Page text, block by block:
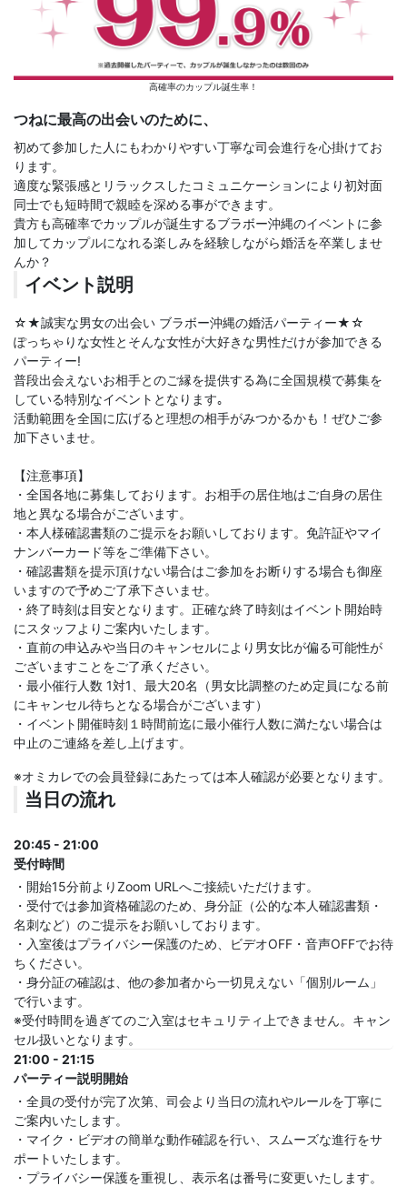
高確率のカップル誕生率！
つねに最高の出会いのために、
初めて参加した人にもわかりやすい丁寧な司会進行を心掛けてお
ります。
適度な緊張感とリラックスしたコミュニケーションにより初対面
同士でも短時間で親睦を深める事ができます。
貴方も高確率でカップルが誕生するブラボー沖縄のイベントに参
加してカップルになれる楽しみを経験しながら婚活を卒業しませ
んか？
イベント説明
☆★誠実な男女の出会い ブラボー沖縄の婚活パーティー★☆
ぽっちゃりな女性とそんな女性が大好きな男性だけが参加できる
パーティー!
普段出会えないお相手とのご縁を提供する為に全国規模で募集を
している特別なイベントとなります｡
活動範囲を全国に広げると理想の相手がみつかるかも！ぜひご参
加下さいませ。
【注意事項】
・全国各地に募集しております。お相手の居住地はご自身の居住
地と異なる場合がございます。
・本人様確認書類のご提示をお願いしております。免許証やマイ
ナンバーカード等をご準備下さい。
・確認書類を提示頂けない場合はご参加をお断りする場合も御座
いますので予めご了承下さいませ。
・終了時刻は目安となります。正確な終了時刻はイベント開始時
にスタッフよりご案内いたします。
・直前の申込みや当日のキャンセルにより男女比が偏る可能性が
ございますことをご了承ください。
・最小催行人数 1対1、最大20名（男女比調整のため定員になる前
にキャンセル待ちとなる場合がございます）
・イベント開催時刻１時間前迄に最小催行人数に満たない場合は
中止のご連絡を差し上げます。
※オミカレでの会員登録にあたっては本人確認が必要となります。
当日の流れ
20:45 - 21:00
受付時間
・開始15分前よりZoom URLへご接続いただけます。
・受付では参加資格確認のため、身分証（公的な本人確認書類・
名刺など）のご提示をお願いしております。
・入室後はプライバシー保護のため、ビデオOFF・音声OFFでお待
ちください。
・身分証の確認は、他の参加者から一切見えない「個別ルーム」
で行います。
※受付時間を過ぎてのご入室はセキュリティ上できません。キャン
セル扱いとなります。
21:00 - 21:15
パーティー説明開始
・全員の受付が完了次第、司会より当日の流れやルールを丁寧に
ご案内いたします。
・マイク・ビデオの簡単な動作確認を行い、スムーズな進行をサ
ポートいたします。
・プライバシー保護を重視し、表示名は番号に変更いたします。